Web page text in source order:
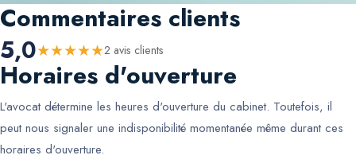
Commentaires clients
5,0★★★★★2 avis clients
Horaires d'ouverture
L'avocat détermine les heures d'ouverture du cabinet. Toutefois, il
peut nous signaler une indisponibilité momentanée même durant ces
horaires d'ouverture.